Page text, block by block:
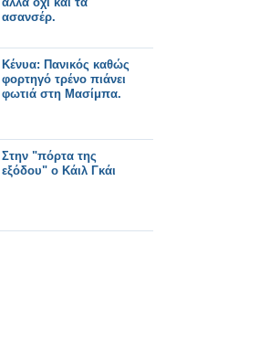
ασανσέρ.
Κένυα: Πανικός καθώς
φορτηγό τρένο πιάνει
φωτιά στη Μασίμπα.
Στην "πόρτα της
εξόδου" ο Κάιλ Γκάι